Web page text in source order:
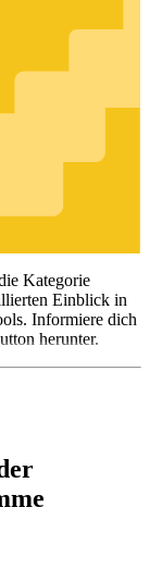
Kategorie
Einblick in
Informiere dich
herunter.